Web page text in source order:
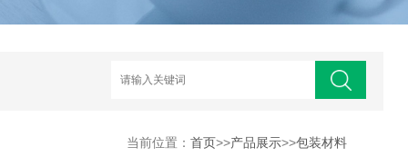
当前位置： 首页>>产品展示>>包装材料